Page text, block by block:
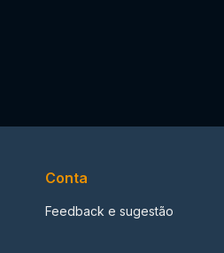
Conta
Feedback e sugestão